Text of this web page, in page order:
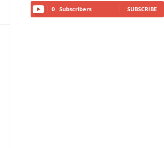
0 Subscribers SUBSCRIBE